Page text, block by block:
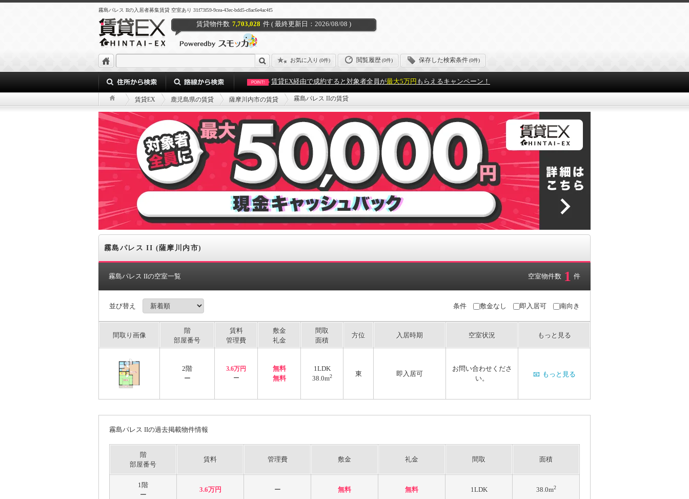
霧島パレス IIの入居者募集賃貸 空室あり 31f73f59-9cea-43ec-bdd5-c8ac6e4ac4f5
賃貸物件数 7,703,028 件 ( 最終更新日：2026/08/08 )
お気に入り (0件) 閲覧履歴(0件) 保存した検索条件(0件)
POINT! 賃貸EX経由で成約すると対象者全員が最大5万円 もらえるキャンペーン！
賃貸EX 鹿児島県の賃貸 薩摩川内市の賃貸 霧島パレス IIの賃貸
霧島パレス II (薩摩川内市)
霧島パレス IIの空室一覧 空室物件数 1 件
並び替え 条件 敷金なし 即入居可 南向き
間取り画像
階
部屋番号
賃料
管理費
敷金
礼金
間取
面積
方位 入居時期 空室状況 もっと見る
2階
ー
3.6万円
ー
無料
無料
1LDK
38.0m2 東 即入居可
お問い合わせくださ
い。
📧 もっと見る
霧島パレス IIの過去掲載物件情報
階
部屋番号
賃料 管理費 敷金 礼金 間取 面積
1階
ー
3.6万円 ー 無料 無料 1LDK 38.0m2